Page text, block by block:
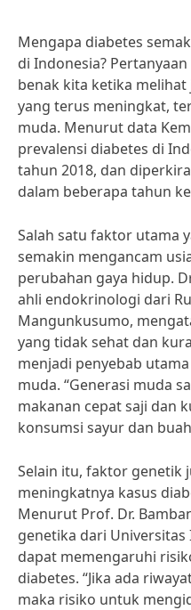
Mengapa diabetes
di Indonesia?
benak kita ketika
yang terus meningkat,
muda. Menurut data
prevalensi diabetes di
tahun 2018, dan
dalam beberapa tahun
Salah satu faktor utama
semakin mengancam
perubahan gaya hidup.
ahli endokrinologi dari
Mangunkusumo,
yang tidak sehat dan
menjadi penyebab
muda. “Generasi muda
makanan cepat saji dan
konsumsi sayur dan
Selain itu, faktor genetik
meningkatnya kasus
Menurut Prof. Dr.
genetika dari
dapat memengaruhi
diabetes. “Jika ada
maka risiko untuk